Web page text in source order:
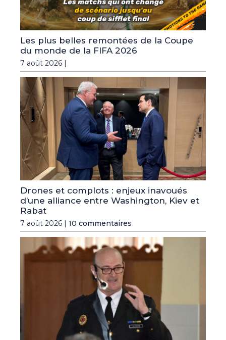
Les plus belles remontées de la Coupe
du monde de la FIFA 2026
7 août 2026 |
Drones et complots : enjeux inavoués
d’une alliance entre Washington, Kiev et
Rabat
7 août 2026 | 10 commentaires